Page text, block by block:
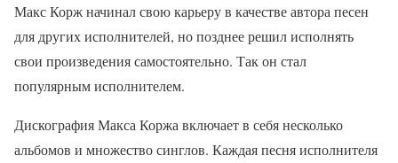
Макс Корж начинал свою карьеру в качестве автора песен
для других исполнителей, но позднее решил исполнять
свои произведения самостоятельно. Так он стал
популярным исполнителем.
Дискография Макса Коржа включает в себя несколько
альбомов и множество синглов. Каждая песня исполнителя